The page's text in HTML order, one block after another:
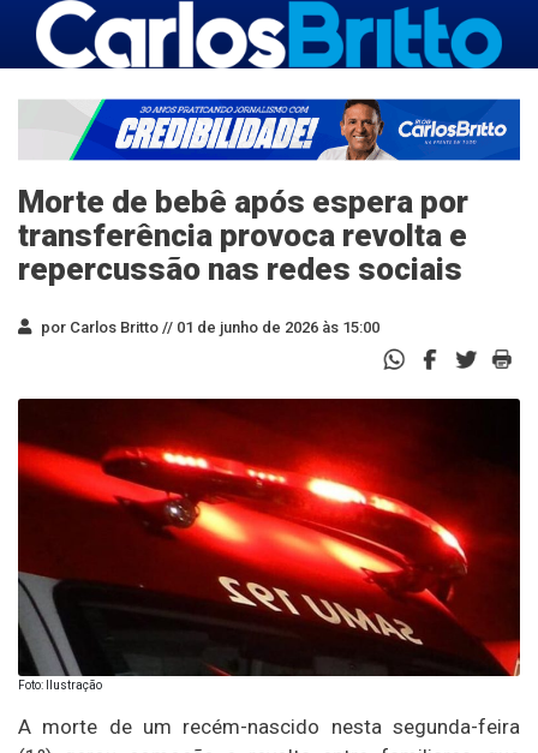
Morte de bebê após espera por
transferência provoca revolta e
repercussão nas redes sociais
por Carlos Britto // 01 de junho de 2026 às 15:00
Foto: Ilustração
A morte de um recém-nascido nesta segunda-feira